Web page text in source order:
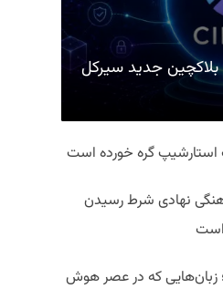
بلاکچین جدید سیرکل
گره خورده است
نهادی شرط رسیدن
زبان‌هایی که در عصر هوش